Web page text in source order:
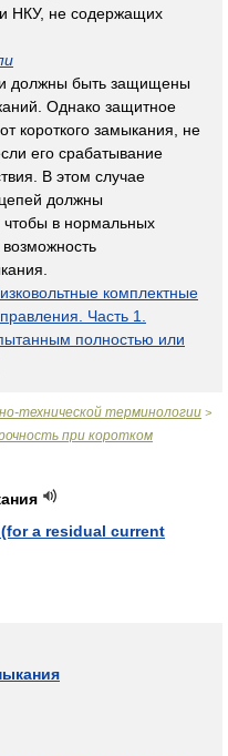
НКУ, не содержащих
должны быть защищены
Однако защитное
короткого замыкания, не
его срабатывание
В этом случае
должны
чтобы в нормальных
комплектные
Часть 1.
полностью или
технической терминологии >
при коротком
a residual current